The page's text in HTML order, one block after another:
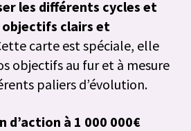
les différents cycles et
objectifs clairs et
carte est spéciale, elle
objectifs au fur et à mesure
paliers d’évolution.
d’action à 1 000 000€